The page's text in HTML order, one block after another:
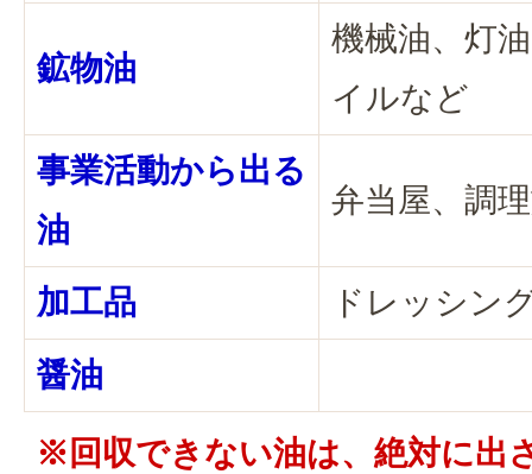
鉱物油
機械油、灯
イルなど
事業活動から出る
油
弁当屋、調
加工品
ドレッシン
醤油
※回収できない油は、絶対に出